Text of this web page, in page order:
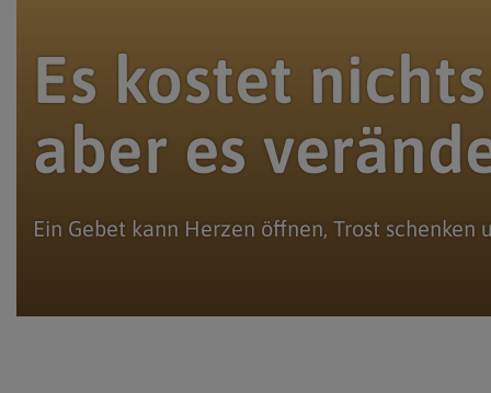
Es kostet
aber es
Ein Gebet kann Herzen öffnen, Trost schenken